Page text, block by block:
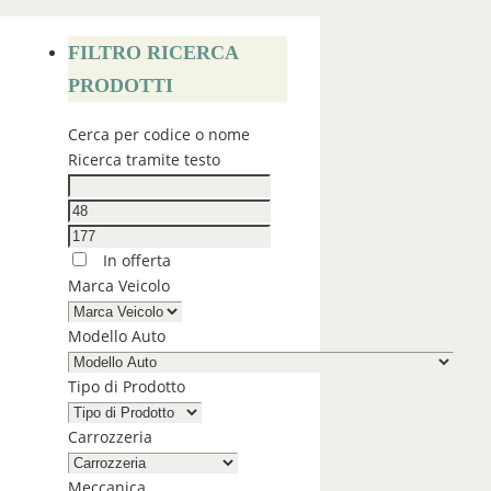
FILTRO RICERCA
PRODOTTI
Cerca per codice o nome
Ricerca tramite testo
In offerta
Marca Veicolo
Modello Auto
Tipo di Prodotto
Carrozzeria